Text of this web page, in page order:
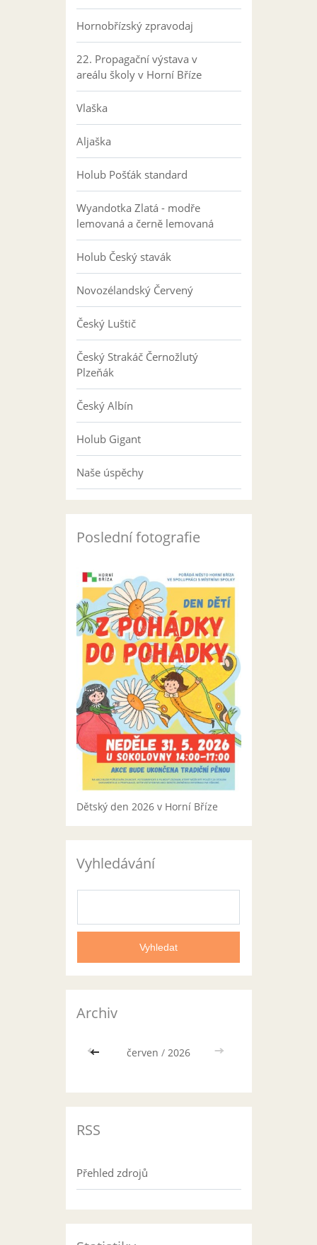
Hornobřízský zpravodaj
22. Propagační výstava v
areálu školy v Horní Bříze
Vlaška
Aljaška
Holub Pošťák standard
Wyandotka Zlatá - modře
lemovaná a černě lemovaná
Holub Český stavák
Novozélandský Červený
Český Luštič
Český Strakáč Černožlutý
Plzeňák
Český Albín
Holub Gigant
Naše úspěchy
Poslední fotografie
Dětský den 2026 v Horní Bříze
Vyhledávání
Archiv
<< červen / 2026 >>
RSS
Přehled zdrojů